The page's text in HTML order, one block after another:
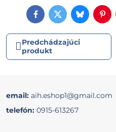
FacebookTwitterBluesky
Predchádzajúci
produkt
email: aih.eshop1@gmail.com
telefón: 0915-613267